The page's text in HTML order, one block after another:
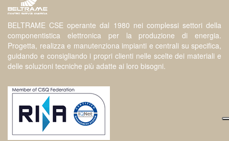
BELTRAME CSE operante dal 1980 nei complessi settori della
componentistica elettronica per la produzione di energia.
Progetta, realizza e manutenziona impianti e centrali su specifica,
guidando e consigliando i propri clienti nelle scelte dei materiali e
delle soluzioni tecniche più adatte ai loro bisogni.